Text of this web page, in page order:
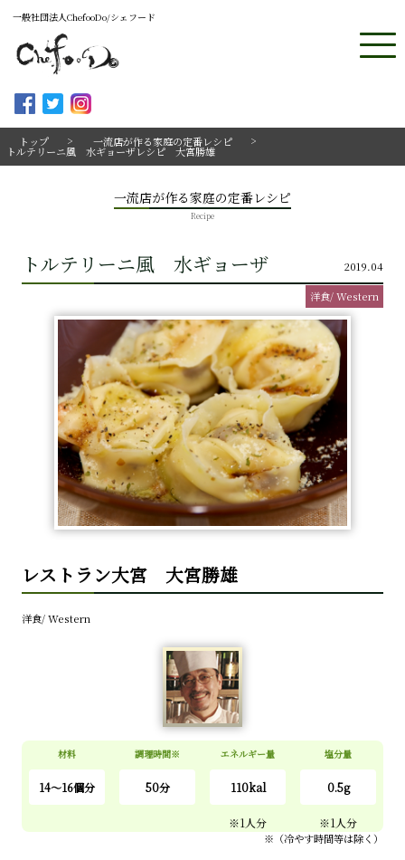
一般社団法人ChefooDo/シェフード
トップ 一流店が作る家庭の定番レシピ
トルテリーニ風 水ギョーザレシピ 大宮勝雄
一流店が作る家庭の定番レシピ
Recipe
トルテリーニ風 水ギョーザ 2019.04
洋食/ Western
レストラン大宮 大宮勝雄
洋食/ Western
材料
14～16個分
調理時間※
50分
エネルギー量
110kal
塩分量
0.5g
※（冷やす時間等は除く）